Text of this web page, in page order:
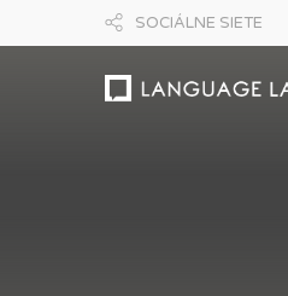
SOCIÁLNE SIETE